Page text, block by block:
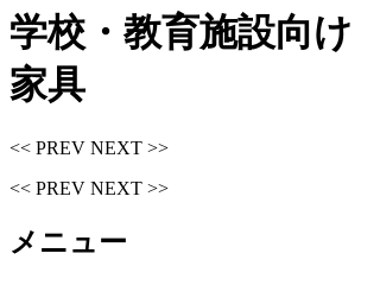
学校・教育施設向け
家具
<< PREV NEXT >>
<< PREV NEXT >>
メニュー